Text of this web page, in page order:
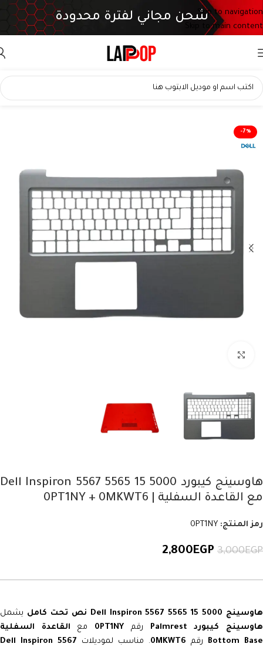
Skip to navigation
Skip to main content
شحن مجاني لفترة محدودة
-7%
هاوسينج كيبورد Dell Inspiron 5567 5565 15 5000
مع القاعدة السفلية | 0PT1NY + 0MKWT6
رمز المنتج: 0PT1NY
3,000EGP
2,800EGP
هاوسينج Dell Inspiron 5567 5565 15 5000 نص تحت كامل
يشمل
هاوسينج كيبورد Palmrest
رقم 0PT1NY مع القاعدة السفلية
Bottom Base رقم 0MKWT6. مناسب لموديلات Dell Inspiron 5567